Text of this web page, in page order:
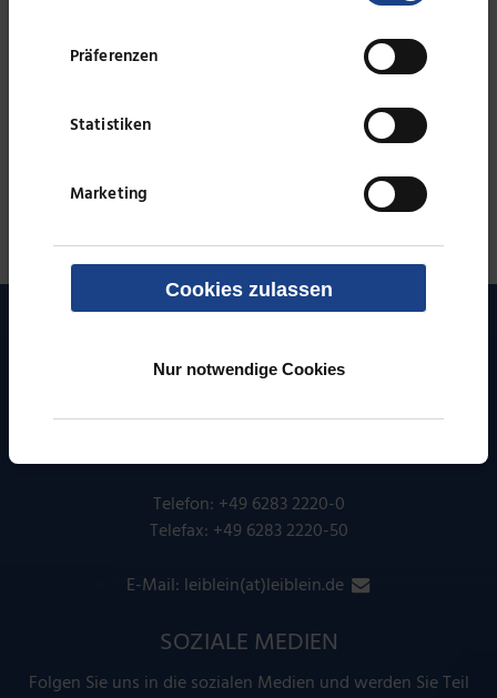
Präferenzen
Statistiken
Marketing
Cookies zulassen
Nur notwendige Cookies
dem ich viel gelernt und einen
ZURÜCK ZUR LISTE
Adolf-Seeber-Str. 2
Telefon: +49 6283 2220-0
Telefax: +49 6283 2220-50
E-Mail: leiblein(at)leiblein.de
SOZIALE MEDIEN
Folgen Sie uns in die sozialen Medien und werden Sie Teil